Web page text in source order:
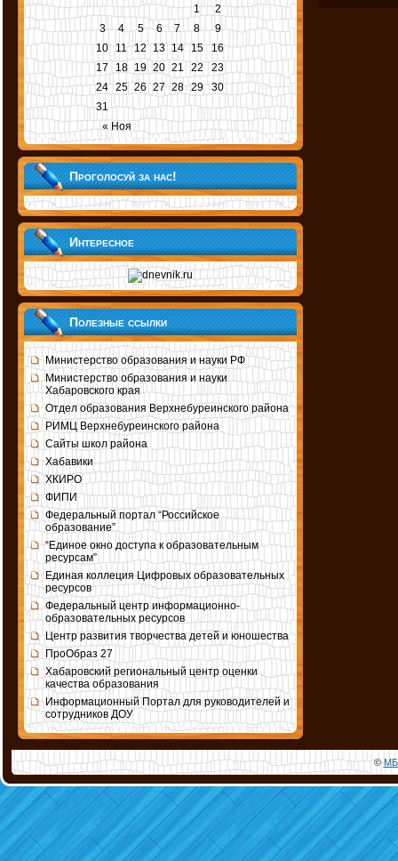
« Ноя
1
2
3
4 5 6 7 8
9
10 11 12 13 14 15
16
17
18 19 20 21 22
23
24 25 26 27 28 29
30
31
Проголосуй за нас!
Интересное
Полезные ссылки
Министерство образования и науки РФ
Министерство образования и науки
Хабаровского края
Отдел образования Верхнебуреинского района
РИМЦ Верхнебуреинского района
Сайты школ района
Хабавики
ХКИРО
ФИПИ
Федеральный портал “Российское
образование”
“Единое окно доступа к образовательным
ресурсам”
Единая коллеция Цифровых образовательных
ресурсов
Федеральный центр информационно-
образовательных ресурсов
Центр развития творчества детей и юношества
ПроОбраз 27
Хабаровский региональный центр оценки
качества образования
Информационный Портал для руководителей и
сотрудников ДОУ
©